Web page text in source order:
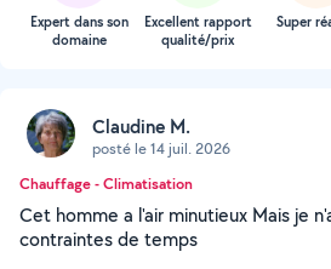
Expert dans son
domaine
Excellent rapport
qualité/prix
Super
Claudine M.
posté le 14 juil. 2026
Chauffage - Climatisation
Cet homme a l'air minutieux Mais je
contraintes de temps